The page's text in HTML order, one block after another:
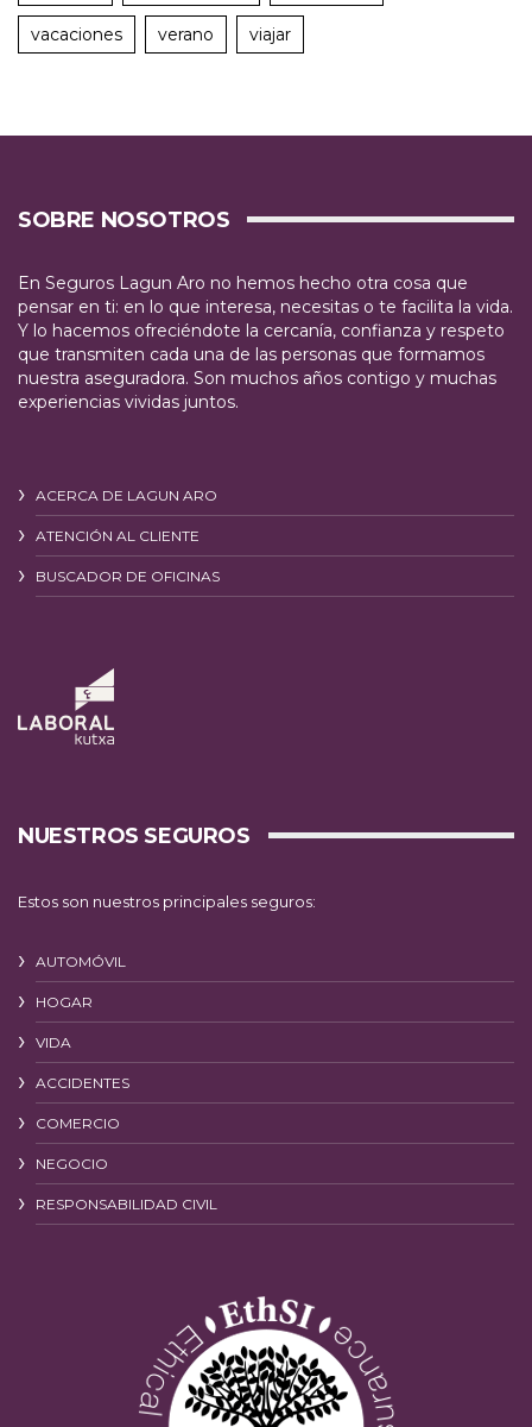
vacaciones verano viajar
SOBRE NOSOTROS
En Seguros Lagun Aro no hemos hecho otra cosa que
pensar en ti: en lo que interesa, necesitas o te facilita la vida.
Y lo hacemos ofreciéndote la cercanía, confianza y respeto
que transmiten cada una de las personas que formamos
nuestra aseguradora. Son muchos años contigo y muchas
experiencias vividas juntos.
ACERCA DE LAGUN ARO
ATENCIÓN AL CLIENTE
BUSCADOR DE OFICINAS
NUESTROS SEGUROS
Estos son nuestros principales seguros:
AUTOMÓVIL
HOGAR
VIDA
ACCIDENTES
COMERCIO
NEGOCIO
RESPONSABILIDAD CIVIL